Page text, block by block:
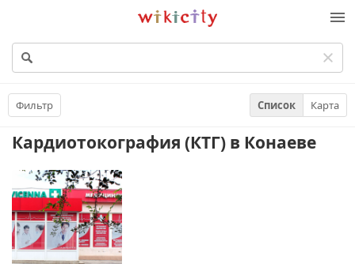
Викисити
Фильтр Список Карта
Кардиотокография (КТГ) в Конаеве